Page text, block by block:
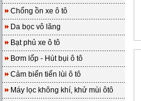
Chống ồn xe ô tô
Da bọc vô lăng
Bạt phủ xe ô tô
Bơm lốp - Hút bụi ô tô
Cảm biến tiến lùi ô tô
Máy lọc không khí, khử mùi ôtô